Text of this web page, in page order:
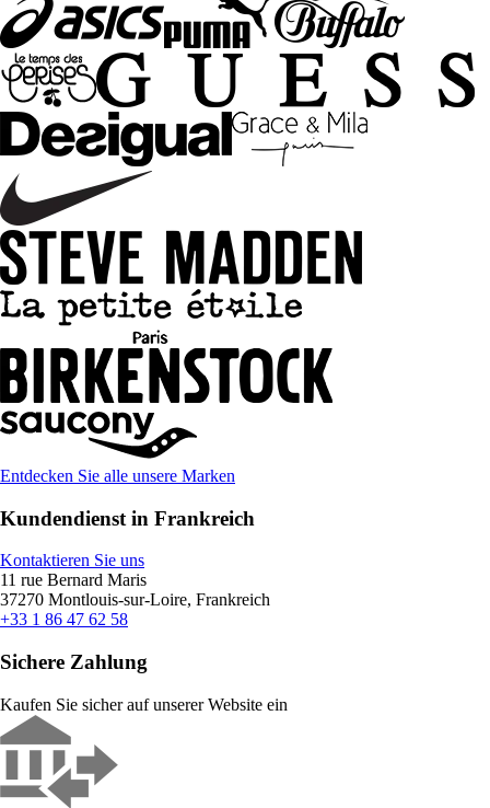
Entdecken Sie alle unsere Marken
Kundendienst in Frankreich
Kontaktieren Sie uns
11 rue Bernard Maris
37270 Montlouis-sur-Loire, Frankreich
+33 1 86 47 62 58
Sichere Zahlung
Kaufen Sie sicher auf unserer Website ein